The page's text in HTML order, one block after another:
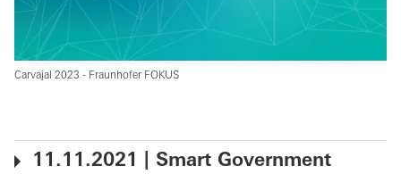
Carvajal 2023 - Fraunhofer FOKUS
11.11.2021 | Smart Government